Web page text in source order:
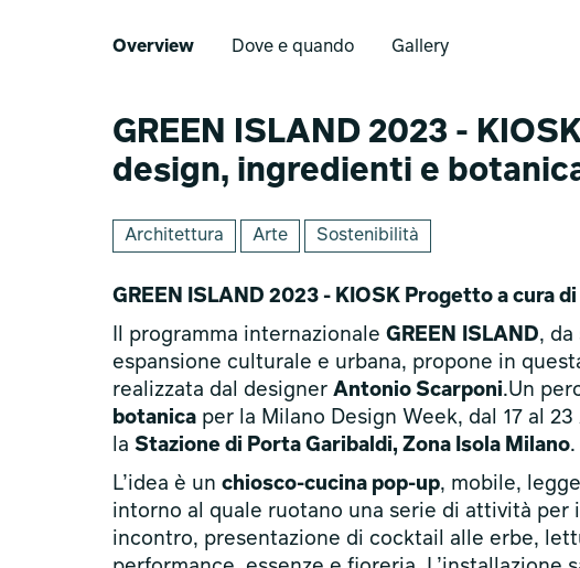
Overview Dove e quando Gallery
GREEN ISLAND 2023 -
design, ingredienti e
Architettura Arte Sostenibilità
GREEN ISLAND 2023 - KIOSK Progetto a cura
Il programma internazionale GREEN ISLAND,
espansione culturale e urbana, propone in
realizzata dal designer Antonio Scarponi.Un
botanica per la Milano Design Week, dal 17 al
la Stazione di Porta Garibaldi, Zona Isola Milano.
L’idea è un chiosco-cucina pop-up, mobile,
intorno al quale ruotano una serie di attività per
incontro, presentazione di cocktail alle erbe,